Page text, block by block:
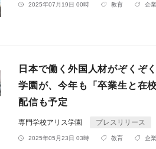
2025年07月19日 00時 教育 企
日本で働く外国人材がぞくぞ
学園が、今年も「卒業生と在
配信も予定
専門学校アリス学園 プレスリリース
2025年05月23日 03時 教育 企